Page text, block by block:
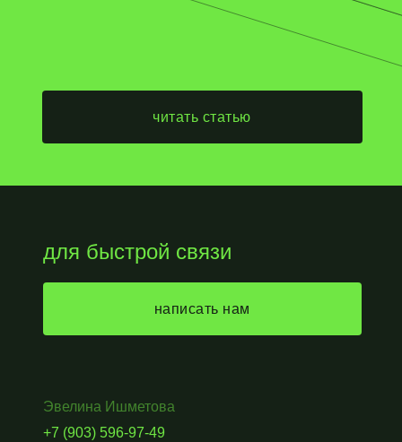
читать статью
написать нам
для быстрой связи
Эвелина Ишметова
+7 (903) 596-97-49